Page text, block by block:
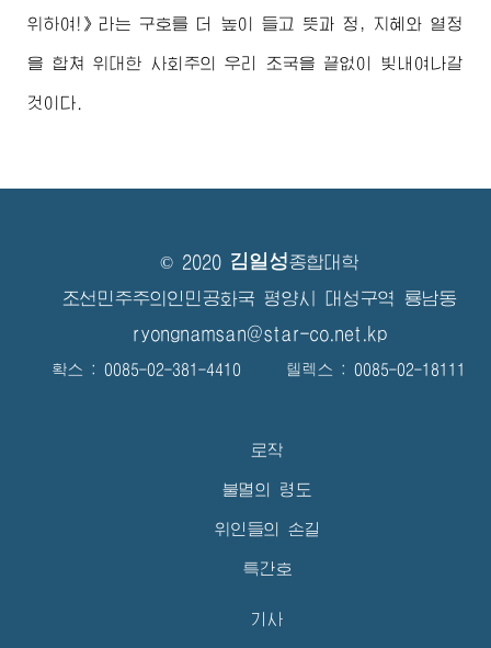
위하여!》라는 구호를 더 높이 들고 뜻과 정, 지혜와 열정
을 합쳐위대한 사회주의 우리 조국을 끝없이 빛내여나갈
것이다.
© 2020 김일성종합대학
조선민주주의인민공화국 평양시 대성구역 룡남동
ryongnamsan@star-co.net.kp
확스 : 0085-02-381-4410 텔렉스 : 0085-02-18111
로작
불멸의 령도
위인들의 손길
특간호
기사